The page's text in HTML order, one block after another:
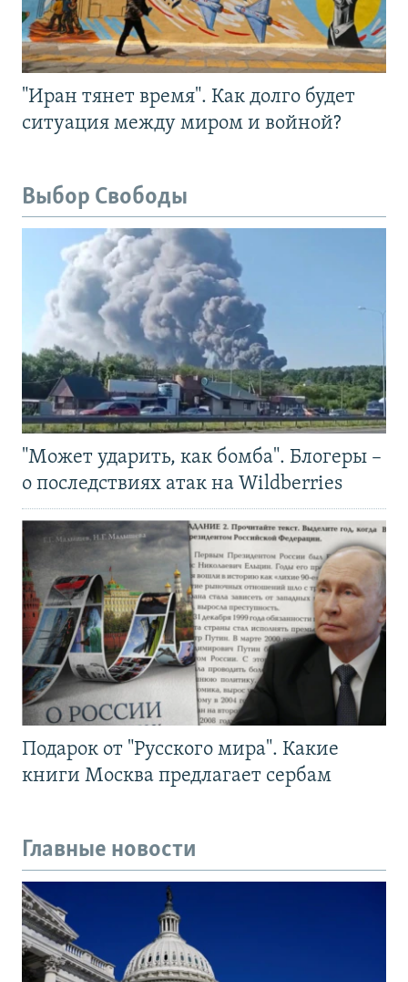
"Иран тянет время". Как долго будет
ситуация между миром и войной?
Выбор Свободы
"Может ударить, как бомба". Блогеры –
о последствиях атак на Wildberries
Подарок от "Русского мира". Какие
книги Москва предлагает сербам
Главные новости